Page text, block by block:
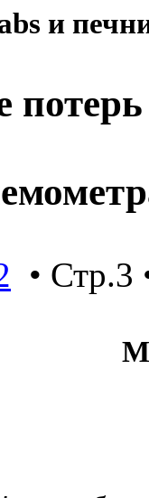
и
• Стр.3